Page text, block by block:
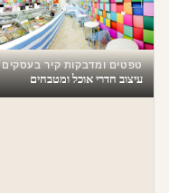
טפטים ומדבקות קיר בעסקים
עיצוב חדרי אוכל ומטבחים